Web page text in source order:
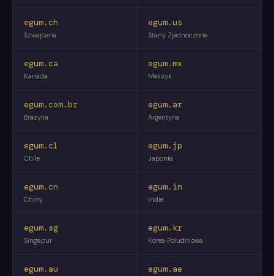
egum.ch
Szwajcaria
egum.us
Stany Zjednoczone
egum.ca
Kanada
egum.mx
Meksyk
egum.com.br
Brazylia
egum.ar
Argentyna
egum.cl
Chile
egum.jp
Japonia
egum.cn
Chiny
egum.in
Indie
egum.sg
Singapur
egum.kr
Korea Południowa
egum.au egum.ae